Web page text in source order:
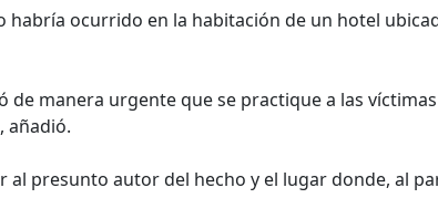
habría ocurrido en la habitación de un hotel
de manera urgente que se practique a las
añadió.
presunto autor del hecho y el lugar donde, al